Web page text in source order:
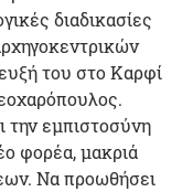
διαδικασίες
του στο Καρφί
την εμπιστοσύνη
φορέα, μακριά
Να προωθήσει